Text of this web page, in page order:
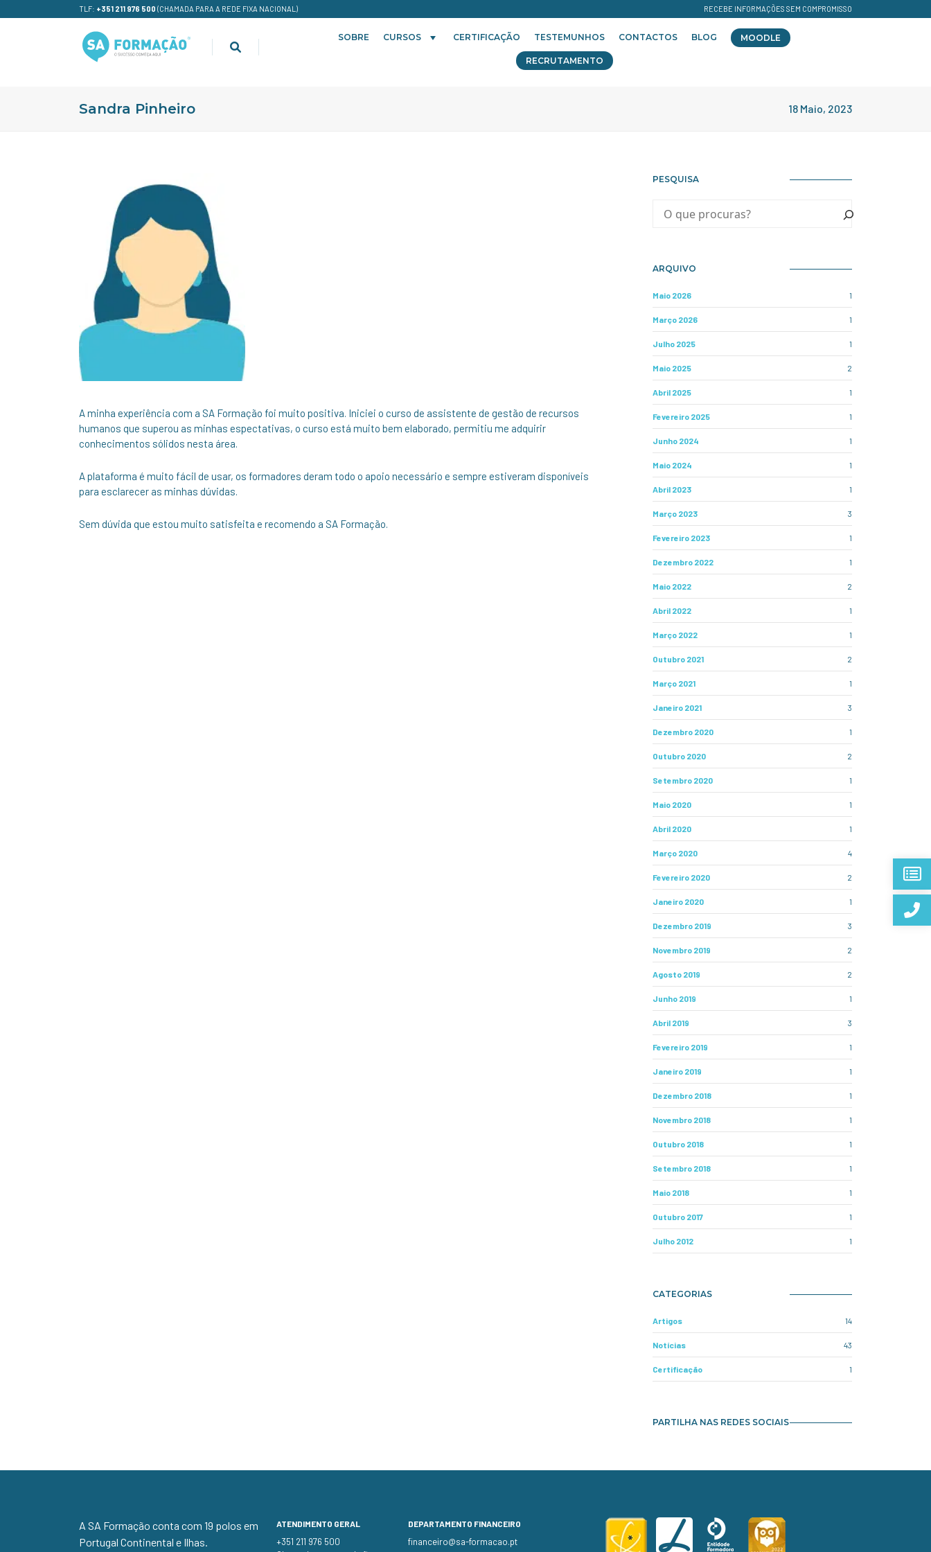
TLF: +351 211 976 500 (CHAMADA PARA A REDE FIXA NACIONAL) RECEBE INFORMAÇÕES SEM COMPROMISSO
SOBRE CURSOS CERTIFICAÇÃO TESTEMUNHOS CONTACTOS BLOG MOODLE
RECRUTAMENTO
Sandra Pinheiro 18 Maio, 2023
A minha experiência com a SA Formação foi muito positiva. Iniciei o curso de assistente de gestão de recursos
humanos que superou as minhas espectativas, o curso está muito bem elaborado, permitiu me adquirir
conhecimentos sólidos nesta área.
A plataforma é muito fácil de usar, os formadores deram todo o apoio necessário e sempre estiveram disponíveis
para esclarecer as minhas dúvidas.
Sem dúvida que estou muito satisfeita e recomendo a SA Formação.
PESQUISA
ARQUIVO
Maio 2026 1
Março 2026 1
Julho 2025 1
Maio 2025 2
Abril 2025 1
Fevereiro 2025 1
Junho 2024 1
Maio 2024 1
Abril 2023 1
Março 2023 3
Fevereiro 2023 1
Dezembro 2022 1
Maio 2022 2
Abril 2022 1
Março 2022 1
Outubro 2021 2
Março 2021 1
Janeiro 2021 3
Dezembro 2020 1
Outubro 2020 2
Setembro 2020 1
Maio 2020 1
Abril 2020 1
Março 2020 4
Fevereiro 2020 2
Janeiro 2020 1
Dezembro 2019 3
Novembro 2019 2
Agosto 2019 2
Junho 2019 1
Abril 2019 3
Fevereiro 2019 1
Janeiro 2019 1
Dezembro 2018 1
Novembro 2018 1
Outubro 2018 1
Setembro 2018 1
Maio 2018 1
Outubro 2017 1
Julho 2012 1
CATEGORIAS
Artigos 14
Notícias 43
Certificação 1
PARTILHA NAS REDES SOCIAIS
A SA Formação conta com 19 polos em
Portugal Continental e Ilhas.
ATENDIMENTO GERAL
+351 211 976 500
DEPARTAMENTO FINANCEIRO
financeiro@sa-formacao.pt